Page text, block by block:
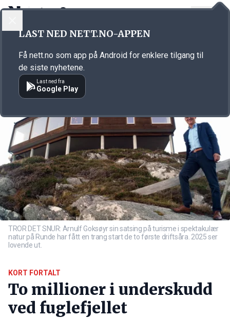
Annonsørinnhold
TROR DET SNUR: Arnulf Goksøyr sin satsing på turisme i spektakulær
natur på Runde har fått en trang start de to første driftsåra. 2025 ser
lovende ut.
KORT FORTALT
To millioner i underskudd
ved fuglefjellet
LAST NED NETT.NO-APPEN
Få nett.no som app på Android for enklere tilgang til
de siste nyhetene.
Last ned fra
Google Play